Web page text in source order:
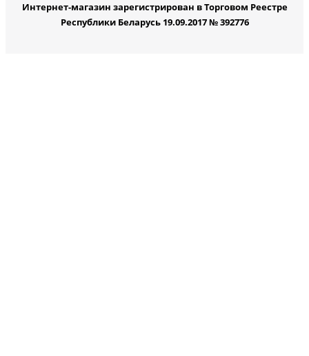
Интернет-магазин зарегистрирован в Торговом Реестре
Республики Беларусь 19.09.2017 № 392776